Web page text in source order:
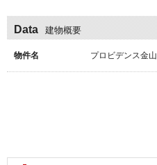
Data 建物概要
物件名 プロビデンス金山